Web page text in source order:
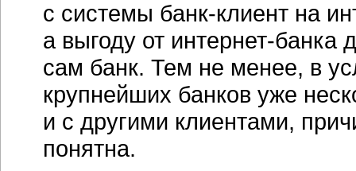
с системы банк-клиент на
а выгоду от интернет-банка
сам банк. Тем не менее, в
крупнейших банков уже
и с другими клиентами,
понятна.